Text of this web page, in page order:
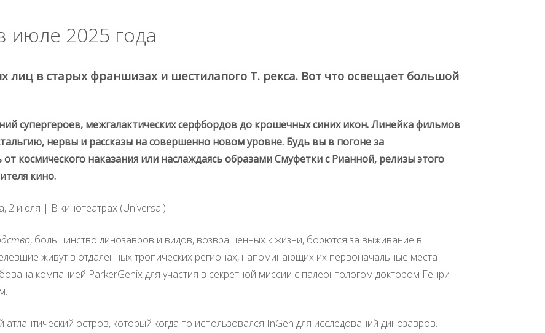
июле 2025 года
лиц в старых франшизах и шестилапого Т. рекса. Вот что освещает большой
супергероев, межгалактических серфбордов до крошечных синих икон. Линейка фильмов
нервы и рассказы на совершенно новом уровне. Будь вы в погоне за
космического наказания или наслаждаясь образами Смуфетки с Рианной, релизы этого
кино.
2 июля | В кинотеатрах (Universal)
, большинство динозавров и видов, возвращенных к жизни, борются за выживание в
живут в отдаленных тропических регионах, напоминающих их первоначальные места
компанией ParkerGenix для участия в секретной миссии с палеонтологом доктором Генри
остров, который когда-то использовался InGen для исследований динозавров.